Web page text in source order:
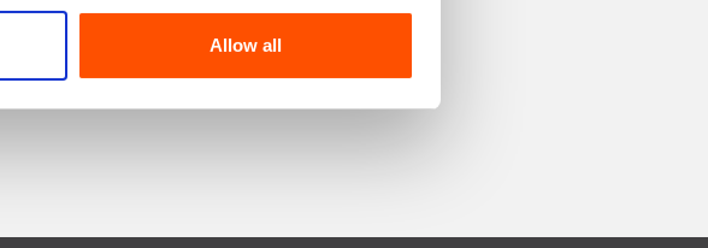
Allow all